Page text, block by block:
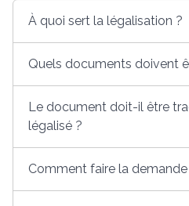
À quoi sert la légalisation ?
Quels documents doivent
Le document doit-il être
légalisé ?
Comment faire la